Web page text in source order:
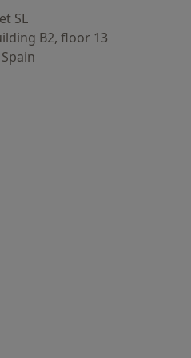
SL
B2, floor 13
pestañapestaña
en una nueva pestaña